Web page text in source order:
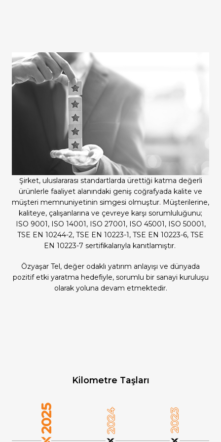
Şirket, uluslararası standartlarda ürettiği katma değerli
ürünlerle faaliyet alanındaki geniş coğrafyada kalite ve
müşteri memnuniyetinin simgesi olmuştur. Müşterilerine,
kaliteye, çalışanlarına ve çevreye karşı sorumluluğunu;
ISO 9001, ISO 14001, ISO 27001, ISO 45001, ISO 50001,
TSE EN 10244-2, TSE EN 10223-1, TSE EN 10223-6, TSE
EN 10223-7 sertifikalarıyla kanıtlamıştır.
Özyaşar Tel, değer odaklı yatırım anlayışı ve dünyada
pozitif etki yaratma hedefiyle, sorumlu bir sanayi kuruluşu
olarak yoluna devam etmektedir.
Kilometre Taşları
2025 2024 2023